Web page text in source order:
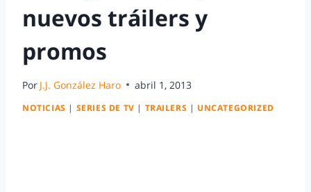
nuevos tráilers y
promos
Por J.J. González Haro abril 1, 2013
NOTICIAS | SERIES DE TV | TRAILERS | UNCATEGORIZED